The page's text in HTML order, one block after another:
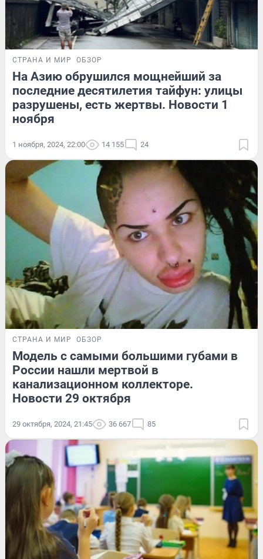
СТРАНА И МИР ОБЗОР
На Азию обрушился мощнейший за
последние десятилетия тайфун: улицы
разрушены, есть жертвы. Новости 1
ноября
1 ноября, 2024, 22:00 14 155 24
СТРАНА И МИР ОБЗОР
Модель с самыми большими губами в
России нашли мертвой в
канализационном коллекторе.
Новости 29 октября
29 октября, 2024, 21:45 36 667 85